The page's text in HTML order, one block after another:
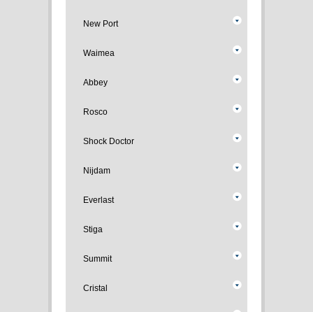
New Port
Waimea
Abbey
Rosco
Shock Doctor
Nijdam
Everlast
Stiga
Summit
Cristal